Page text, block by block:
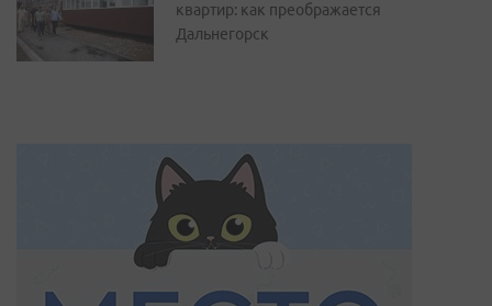
квартир: как преображается
Дальнегорск